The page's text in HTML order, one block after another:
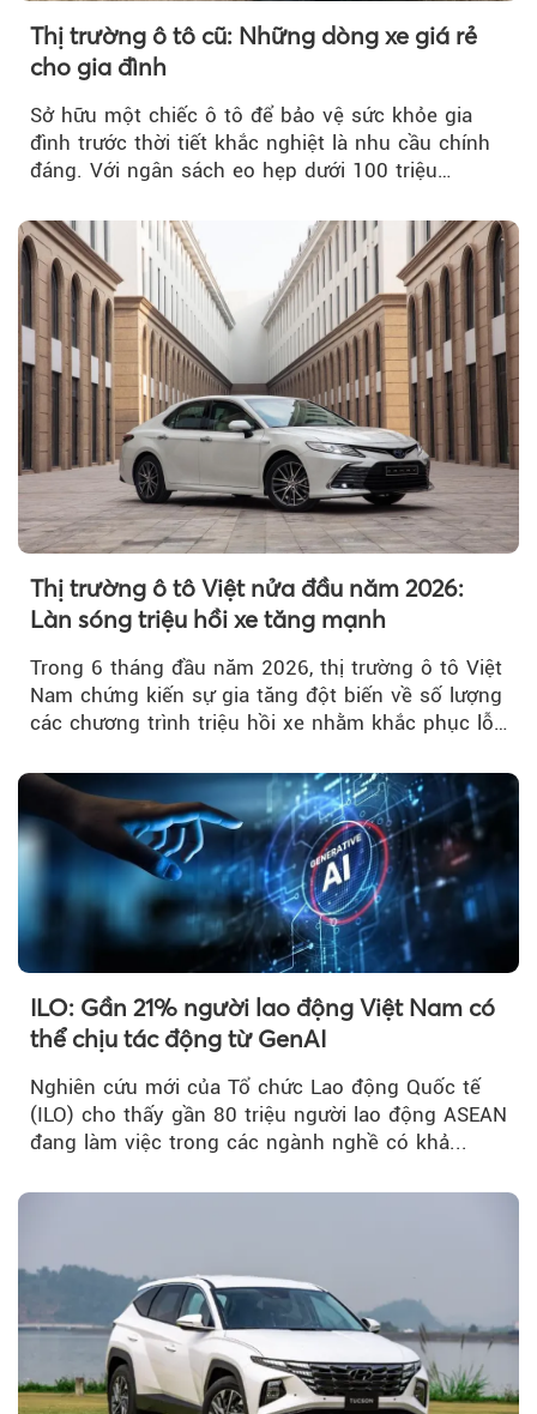
Thị trường ô tô cũ: Những dòng xe giá rẻ
cho gia đình
Sở hữu một chiếc ô tô để bảo vệ sức khỏe gia
đình trước thời tiết khắc nghiệt là nhu cầu chính
đáng. Với ngân sách eo hẹp dưới 100 triệu
Thị trường ô tô Việt nửa đầu năm 2026:
Làn sóng triệu hồi xe tăng mạnh
Trong 6 tháng đầu năm 2026, thị trường ô tô Việt
Nam chứng kiến sự gia tăng đột biến về số lượng
các chương trình triệu hồi xe nhằm khắc phục lỗi
ILO: Gần 21% người lao động Việt Nam có
thể chịu tác động từ GenAI
Nghiên cứu mới của Tổ chức Lao động Quốc tế
(ILO) cho thấy gần 80 triệu người lao động ASEAN
đang làm việc trong các ngành nghề có khả...